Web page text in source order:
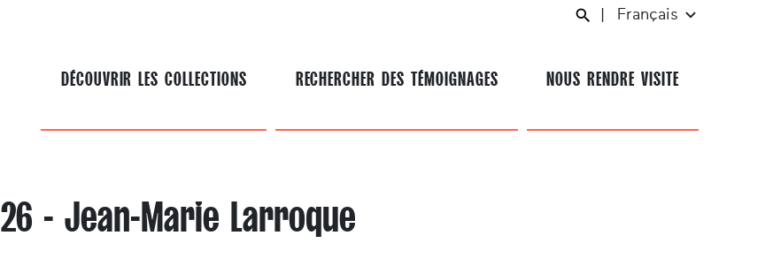
Français
DÉCOUVRIR LES COLLECTIONS RECHERCHER DES TÉMOIGNAGES NOUS RENDRE VISITE
26 - Jean-Marie Larroque